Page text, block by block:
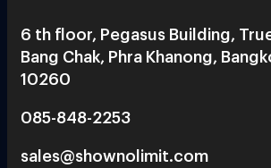
6 th floor, Pegasus Building,
Bang Chak, Phra Khanong,
10260
085-848-2253
sales@shownolimit.com